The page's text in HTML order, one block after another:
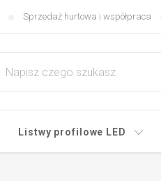
Sprzedaż hurtowa i współpraca
Listwy profilowe LED